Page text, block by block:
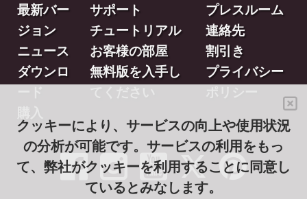
最新バー
ジョン
ニュース
ダウンロ
サポート
チュートリアル
お客様の部屋
無料版を入手し
プレスルーム
連絡先
割引き
プライバシー
クッキーにより、サービスの向上や使用状況
の分析が可能です。サービスの利用をもっ
て、弊社がクッキーを利用することに同意し
ているとみなします。